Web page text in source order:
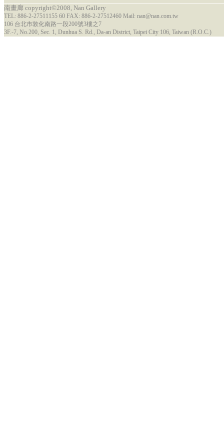
南畫廊 copyright©2008, Nan Gallery
TEL: 886-2-27511155 60 FAX: 886-2-27512460 Mail: nan@nan.com.tw
106 台北市敦化南路一段200號3樓之7
3F.-7, No.200, Sec. 1, Dunhua S. Rd., Da-an District, Taipei City 106, Taiwan (R.O.C.)